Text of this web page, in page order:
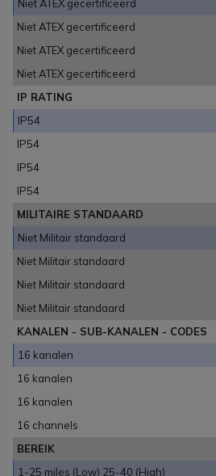
Niet ATEX gecertificeerd
Niet ATEX gecertificeerd
Niet ATEX gecertificeerd
Niet ATEX gecertificeerd
IP RATING
IP54
IP54
IP54
IP54
MILITAIRE STANDAARD
Niet Militair standaard
Niet Militair standaard
Niet Militair standaard
Niet Militair standaard
KANALEN - SUB-KANALEN - CODES
16 kanalen
16 kanalen
16 kanalen
16 channels
BEREIK
1-25 miles (Low) 25-40 (High)